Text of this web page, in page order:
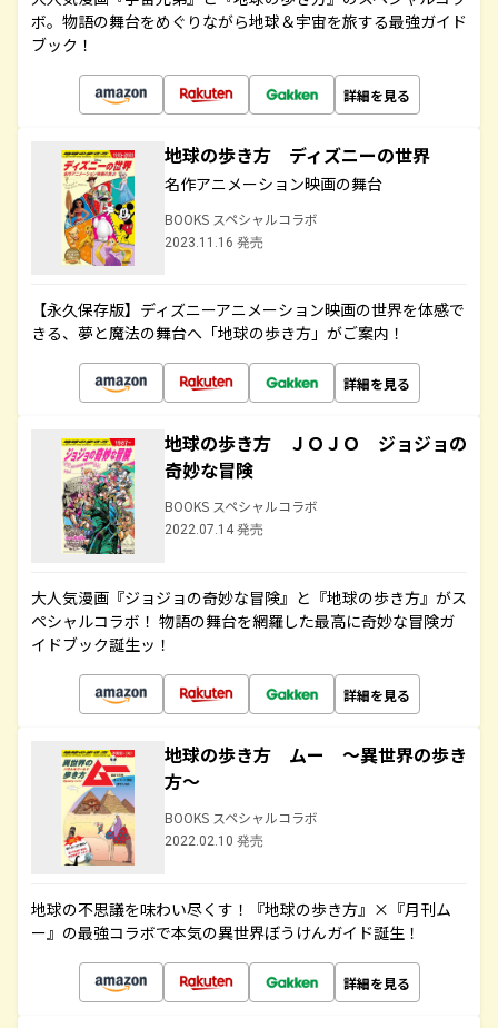
ボ。物語の舞台をめぐりながら地球＆宇宙を旅する最強ガイド
ブック！
詳細を見る
地球の歩き方 ディズニーの世界
名作アニメーション映画の舞台
BOOKS スペシャルコラボ
2023.11.16 発売
【永久保存版】ディズニーアニメーション映画の世界を体感で
きる、夢と魔法の舞台へ「地球の歩き方」がご案内！
詳細を見る
地球の歩き方 ＪＯＪＯ ジョジョの
奇妙な冒険
BOOKS スペシャルコラボ
2022.07.14 発売
大人気漫画『ジョジョの奇妙な冒険』と『地球の歩き方』がス
ペシャルコラボ！ 物語の舞台を網羅した最高に奇妙な冒険ガ
イドブック誕生ッ！
詳細を見る
地球の歩き方 ムー ～異世界の歩き
方～
BOOKS スペシャルコラボ
2022.02.10 発売
地球の不思議を味わい尽くす！『地球の歩き方』×『月刊ム
ー』の最強コラボで本気の異世界ぼうけんガイド誕生！
詳細を見る